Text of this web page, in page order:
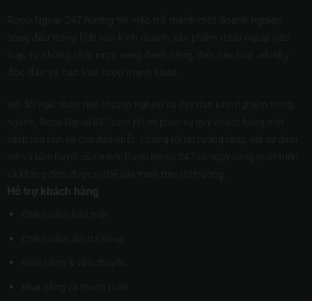
Hỗ trợ khách hàng